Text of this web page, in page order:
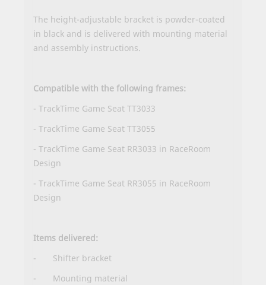
The height-adjustable bracket is powder-coated
in black and is delivered with mounting material
and assembly instructions.
Compatible with the following frames:
- TrackTime Game Seat TT3033
- TrackTime Game Seat TT3055
- TrackTime Game Seat RR3033 in RaceRoom
Design
- TrackTime Game Seat RR3055 in RaceRoom
Design
Items delivered:
- Shifter bracket
- Mounting material